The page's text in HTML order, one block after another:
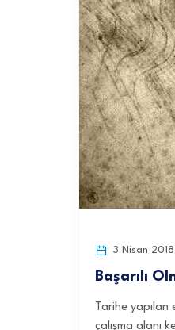
3 Nisan 2018
Başarılı
Tarihe
çalışma alanı